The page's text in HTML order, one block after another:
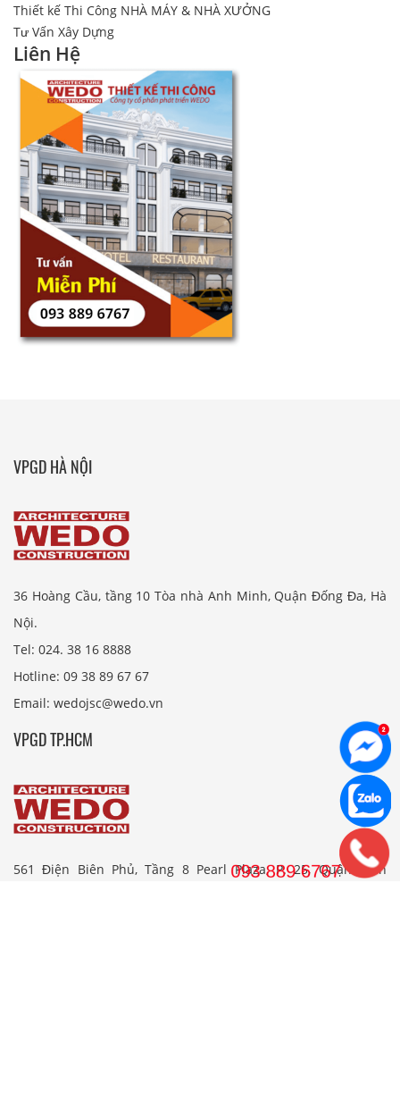
Thiết kế Thi Công NHÀ MÁY & NHÀ XƯỞNG
Tư Vấn Xây Dựng
Liên Hệ
VPGD HÀ NỘI
36 Hoàng Cầu, tầng 10 Tòa nhà Anh Minh, Quận Đống Đa, Hà
Nội.
Tel: 024. 38 16 8888
Hotline: 09 38 89 67 67
Email: wedojsc@wedo.vn
VPGD TP.HCM
561 Điện Biên Phủ, Tầng 8 Pearl Plaza, P. 25, Quận Bình